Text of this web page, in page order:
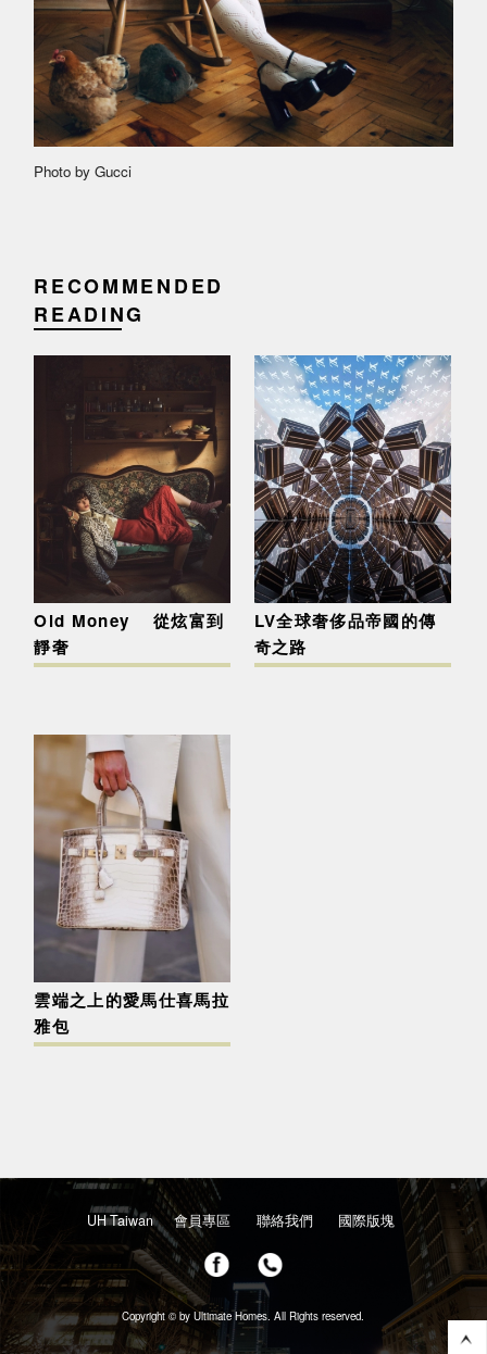
Photo by Gucci
RECOMMENDED
READING
Old Money 從炫富到
靜奢
LV全球奢侈品帝國的傳
奇之路
雲端之上的愛馬仕喜馬拉
雅包
UH Taiwan 會員專區 聯絡我們 國際版塊
Copyright © by Ultimate Homes. All Rights reserved.